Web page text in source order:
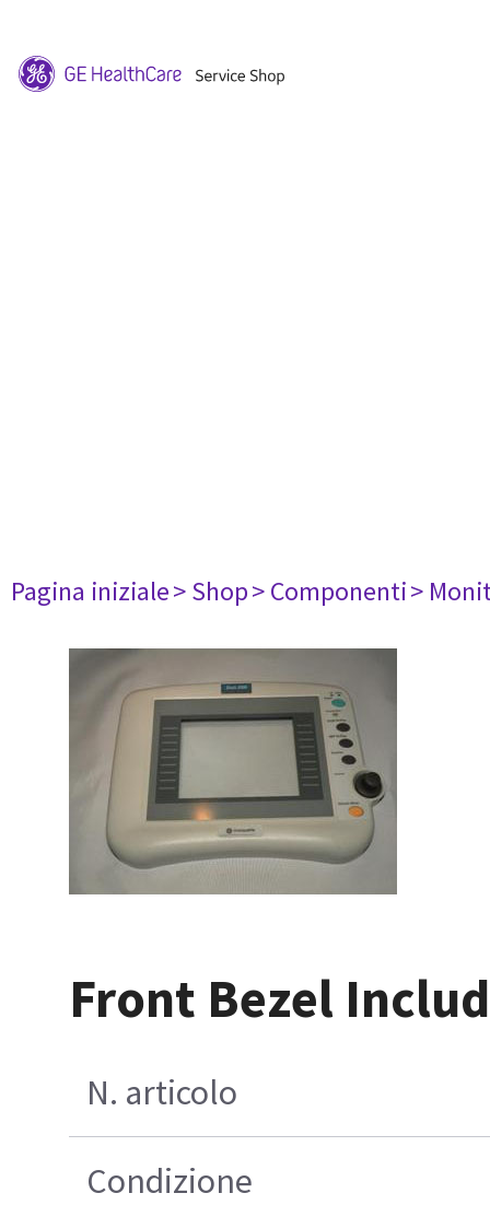
Pagina iniziale> Shop> Componenti>
Front Bezel
N. articolo
Condizione